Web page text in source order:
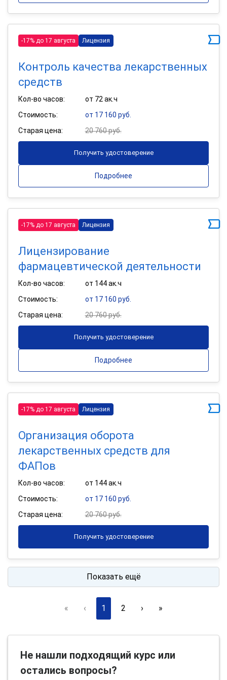
-17% до 17 августа Лицензия
Контроль качества лекарственных
средств
Кол-во часов:
от 72 ак.ч
Стоимость:
от 17 160 руб.
Старая цена:
20 760 руб.
Получить удостоверение
Подробнее
-17% до 17 августа Лицензия
Лицензирование
фармацевтической деятельности
Кол-во часов:
от 144 ак.ч
Стоимость:
от 17 160 руб.
Старая цена:
20 760 руб.
Получить удостоверение
Подробнее
-17% до 17 августа Лицензия
Организация оборота
лекарственных средств для
ФАПов
Кол-во часов:
от 144 ак.ч
Стоимость:
от 17 160 руб.
Старая цена:
20 760 руб.
Получить удостоверение
Показать ещё
« ‹ 1 2 › »
Не нашли подходящий курс или
остались вопросы?